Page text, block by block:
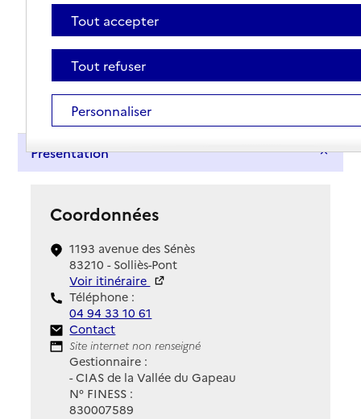
Tout déplier
Présentation
Coordonnées
1193 avenue des Sénès
83210 - Solliès-Pont
Voir itinéraire
Téléphone :
04 94 33 10 61
Contact
Contact
Site Internet
Site internet non renseigné
Gestionnaire :
- CIAS de la Vallée du Gapeau
N° FINESS :
830007589
Tout accepter
Tout refuser
Personnaliser